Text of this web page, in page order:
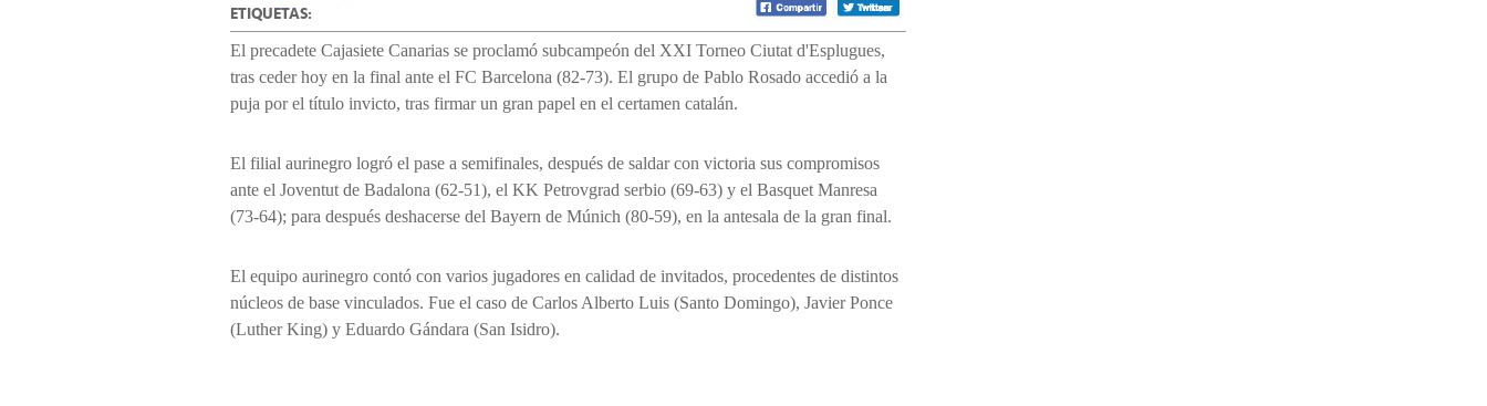
ETIQUETAS:
El precadete Cajasiete Canarias se proclamó subcampeón del XXI Torneo Ciutat d'Esplugues,
tras ceder hoy en la final ante el FC Barcelona (82-73). El grupo de Pablo Rosado accedió a la
puja por el título invicto, tras firmar un gran papel en el certamen catalán.
El filial aurinegro logró el pase a semifinales, después de saldar con victoria sus compromisos
ante el Joventut de Badalona (62-51), el KK Petrovgrad serbio (69-63) y el Basquet Manresa
(73-64); para después deshacerse del Bayern de Múnich (80-59), en la antesala de la gran final.
El equipo aurinegro contó con varios jugadores en calidad de invitados, procedentes de distintos
núcleos de base vinculados. Fue el caso de Carlos Alberto Luis (Santo Domingo), Javier Ponce
(Luther King) y Eduardo Gándara (San Isidro).